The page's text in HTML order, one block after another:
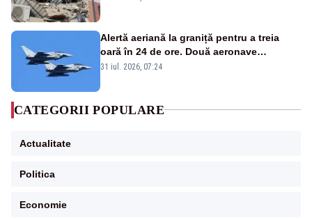
Alertă aeriană la graniță pentru a treia
oară în 24 de ore. Două aeronave
Eurofighter britanice au fost ridicate de la
31 iul. 2026, 07:24
CATEGORII POPULARE
Actualitate
Politica
Economie